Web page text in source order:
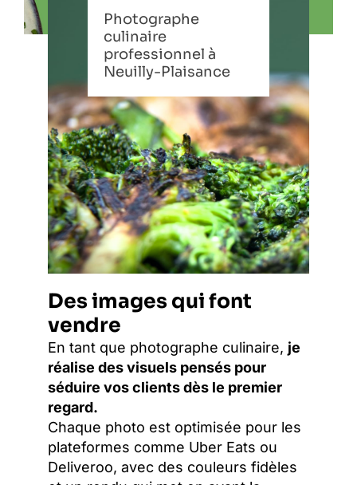
Photographe
culinaire
professionnel à
Neuilly-Plaisance
Des images qui font
vendre
En tant que photographe culinaire, je
réalise des visuels pensés pour
séduire vos clients dès le premier
regard.
Chaque photo est optimisée pour les
plateformes comme Uber Eats ou
Deliveroo, avec des couleurs fidèles